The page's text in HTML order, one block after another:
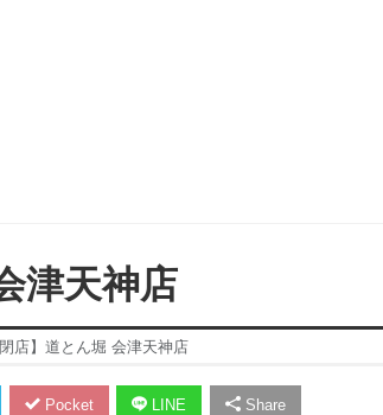
津天神店
閉店】道とん堀 会津天神店
Pocket LINE Share